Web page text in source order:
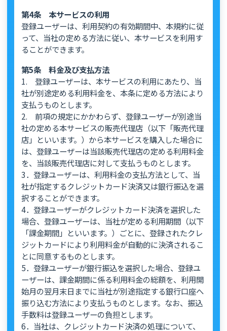
第4条 本サービスの利用
登録ユーザーは、利用契約の有効期間中、本規約に従
って、当社の定める方法に従い、本サービスを利用す
ることができます。
第5条 料金及び支払方法
1. 登録ユーザーは、本サービスの利用にあたり、当
社が別途定める利用料金を、本条に定める方法により
支払うものとします。
2. 前項の規定にかかわらず、登録ユーザーが別途当
社の定める本サービスの販売代理店（以下「販売代理
店」といいます。）から本サービスを購入した場合に
は、登録ユーザーは当該販売代理店の定める利用料金
を、当該販売代理店に対して支払うものとします。
3．登録ユーザーは、利用料金の支払方法として、当
社が指定するクレジットカード決済又は銀行振込を選
択することができます。
4．登録ユーザーがクレジットカード決済を選択した
場合、登録ユーザーは、当社が定める利用期間（以下
「課金期間」といいます。）ごとに、登録されたクレ
ジットカードにより利用料金が自動的に決済されるこ
とに同意するものとします。
5．登録ユーザーが銀行振込を選択した場合、登録ユ
ーザーは、課金期間に係る利用料金の総額を、利用開
始月の翌月末日までに当社が別途指定する銀行口座へ
振り込む方法により支払うものとします。なお、振込
手数料は登録ユーザーの負担とします。
6．当社は、クレジットカード決済の処理について、